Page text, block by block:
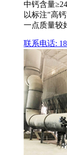
中钙含量
以标注"高
一点质量较
联系电话: